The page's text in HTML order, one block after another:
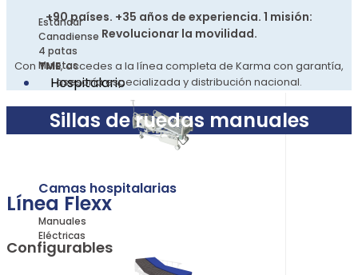
Estándar
Canadiense
4 patas
Muletas
Hospitalario
Camas hospitalarias
Manuales
Eléctricas
+90 países. +35 años de experiencia. 1 misión:
Revolucionar la movilidad.
Con TME, accedes a la línea completa de Karma con garantía,
asesoría especializada y distribución nacional.
Sillas de ruedas manuales
Línea Flexx
Configurables